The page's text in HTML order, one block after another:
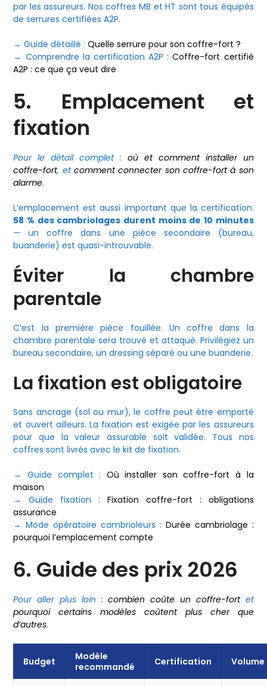
par les assureurs. Nos coffres MB et HT sont tous équipés
de serrures certifiées A2P.
→ Guide détaillé :Quelle serrure pour son coffre-fort ?
→ Comprendre la certification A2P :Coffre-fort certifié
A2P : ce que ça veut dire
5. Emplacement et
fixation
Pour le détail complet : où et comment installer un
coffre-fort, etcomment connecter son coffre-fort à son
alarme.
L’emplacement est aussi important que la certification.
58 % des cambriolages durent moins de 10 minutes
— un coffre dans une pièce secondaire (bureau,
buanderie) est quasi-introuvable.
Éviter la chambre
parentale
C’est la première pièce fouillée. Un coffre dans la
chambre parentale sera trouvé et attaqué. Privilégiez un
bureau secondaire, un dressing séparé ou une buanderie.
La fixation est obligatoire
Sans ancrage (sol ou mur), le coffre peut être emporté
et ouvert ailleurs. La fixation est exigée par les assureurs
pour que la valeur assurable soit validée. Tous nos
coffres sont livrés avec le kit de fixation.
→ Guide complet : Où installer son coffre-fort à la
maison
→ Guide fixation : Fixation coffre-fort : obligations
assurance
→ Mode opératoire cambrioleurs : Durée cambriolage :
pourquoi l’emplacement compte
6. Guide des prix 2026
Pour aller plus loin :combien coûte un coffre-fortet
pourquoi certains modèles coûtent plus cher que
d’autres.
Budget
Modèle
recommandé
Certification Volume